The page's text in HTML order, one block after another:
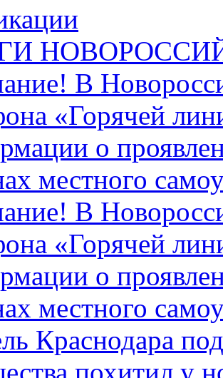
В
«Горячей
о
местного
В
«Горячей
о
местного
Краснодара
похитил у